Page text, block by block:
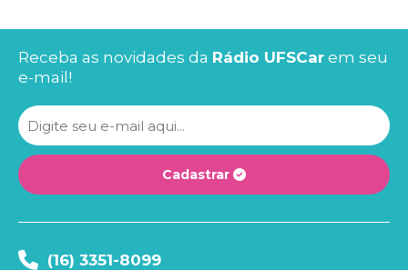
Receba as novidades da Rádio UFSCar em seu
e-mail!
Cadastrar
(16) 3351-8099